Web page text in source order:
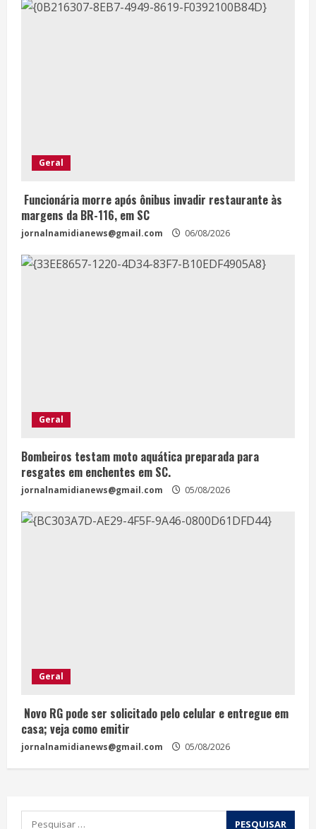
Geral
Funcionária morre após ônibus invadir restaurante às
margens da BR-116, em SC
jornalnamidianews@gmail.com 06/08/2026
Geral
Bombeiros testam moto aquática preparada para
resgates em enchentes em SC.
jornalnamidianews@gmail.com 05/08/2026
Geral
Novo RG pode ser solicitado pelo celular e entregue em
casa; veja como emitir
jornalnamidianews@gmail.com 05/08/2026